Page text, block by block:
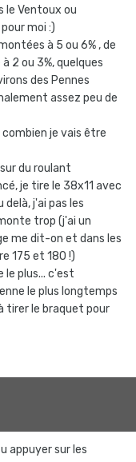
le Ventoux ou
moi :)
à 5 ou 6% , de
2 ou 3%, quelques
des Pennes
assez peu de
combien je vais être
du roulant
je tire le 38x11 avec
j'ai pas les
trop (j'ai un
me dit-on et dans les
175 et 180 !)
le plus... c'est
le plus longtemps
tirer le braquet pour
appuyer sur les